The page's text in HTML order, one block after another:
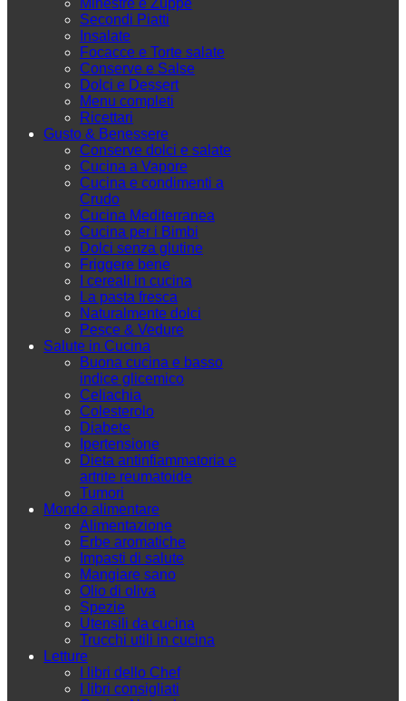
Secondi Piatti
Insalate
Focacce e Torte salate
Conserve e Salse
Dolci e Dessert
Menu completi
Ricettari
Gusto & Benessere
Conserve dolci e salate
Cucina a Vapore
Cucina e condimenti a
Crudo
Cucina Mediterranea
Cucina per i Bimbi
Dolci senza glutine
Friggere bene
I cereali in cucina
La pasta fresca
Naturalmente dolci
Pesce & Vedure
Salute in Cucina
Buona cucina e basso
indice glicemico
Celiachia
Colesterolo
Diabete
Ipertensione
Dieta antinfiammatoria e
artrite reumatoide
Tumori
Mondo alimentare
Alimentazione
Erbe aromatiche
Impasti di salute
Mangiare sano
Olio di oliva
Spezie
Utensili da cucina
Trucchi utili in cucina
Letture
I libri dello Chef
I libri consigliati